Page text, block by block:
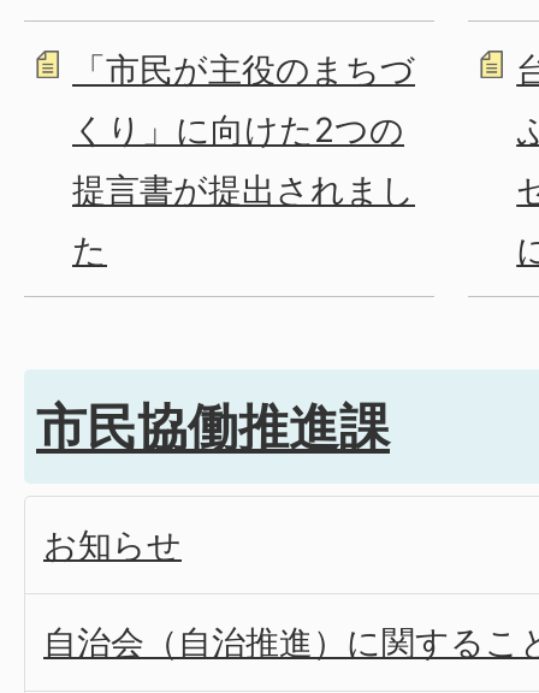
「市民が主役のまちづ
くり」に向けた2つの
提言書が提出されまし
た
市民協働推進課
お知らせ
自治会（自治推進）に関するこ